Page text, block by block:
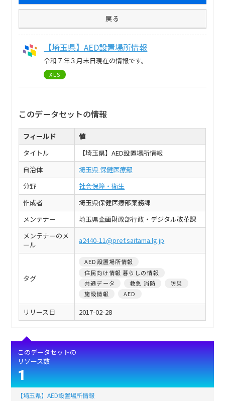
戻る
【埼玉県】AED設置場所情報
令和７年３月末日現在の情報です。
XLS
このデータセットの情報
フィールド
値
タイトル
【埼玉県】AED設置場所情報
自治体
埼玉県 保健医療部
分野
社会保障・衛生
作成者
埼玉県保健医療部薬務課
メンテナー
埼玉県企画財政部行政・デジタル改革課
メンテナーのメ
ール
a2440-11@pref.saitama.lg.jp
タグ
AED設置場所情報
住民向け情報 暮らしの情報
共通データ
救急 消防
防災
施設情報
AED
リリース日 2017-02-28
このデータセットの
リソース数
1
【埼玉県】AED設置場所情報